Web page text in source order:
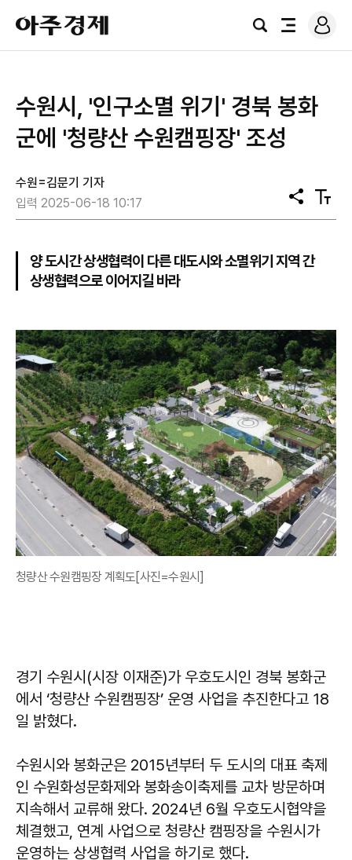
아
주
경
검
전
로
그
수원시, '인구소멸 위기' 경북 봉화
군에 '청량산 수원캠핑장' 조성
수원=김문기 기자
입력 2025-06-18 10:17
공
유
텍
스
양 도시간 상생협력이 다른 대도시와 소멸위기 지역 간
상생협력으로 이어지길 바라
청량산 수원캠핑장 계획도[사진=수원시]
경기 수원시(시장 이재준)가 우호도시인 경북 봉화군
에서 ‘청량산 수원캠핑장’ 운영 사업을 추진한다고 18
일 밝혔다.
수원시와 봉화군은 2015년부터 두 도시의 대표 축제
인 수원화성문화제와 봉화송이축제를 교차 방문하며
지속해서 교류해 왔다. 2024년 6월 우호도시협약을
체결했고, 연계 사업으로 청량산 캠핑장을 수원시가
운영하는 상생협력 사업을 하기로 했다.